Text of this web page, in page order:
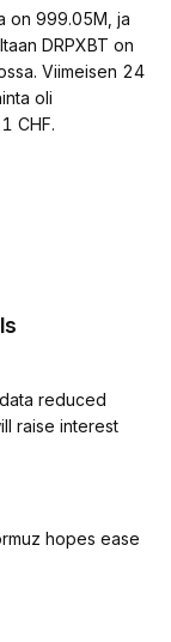
on 999.05M, ja
DRPXBT on
Viimeisen 24
oli
CHF.
reduced
raise interest
hopes ease